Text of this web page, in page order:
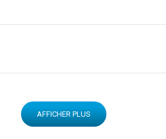
AFFICHER PLUS